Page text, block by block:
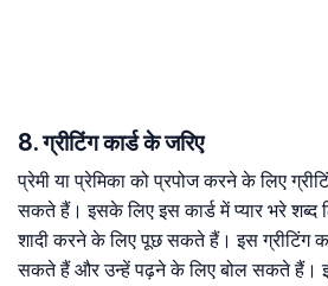
8. ग्रीटिंग कार्ड के जरिए
प्रेमी या प्रेमिका को प्रपोज करने के लिए
सकते हैं। इसके लिए इस कार्ड में प्यार भरे
शादी करने के लिए पूछ सकते हैं। इस ग्रीटिंग
सकते हैं और उन्हें पढ़ने के लिए बोल सकते हैं।